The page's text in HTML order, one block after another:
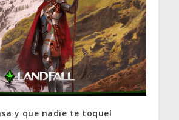
y que nadie te toque!